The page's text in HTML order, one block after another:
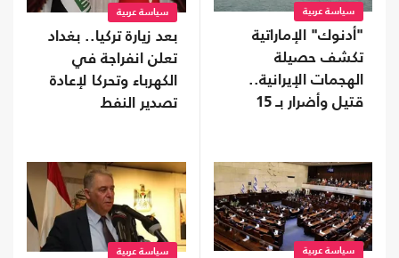
سياسة عربية
"أدنوك" الإماراتية
تكشف حصيلة
الهجمات الإيرانية..
قتيل وأضرار بـ 15
سياسة عربية
بعد زيارة تركيا.. بغداد
تعلن انفراجة في
الكهرباء وتحركا لإعادة
تصدير النفط
سياسة عربية سياسة عربية